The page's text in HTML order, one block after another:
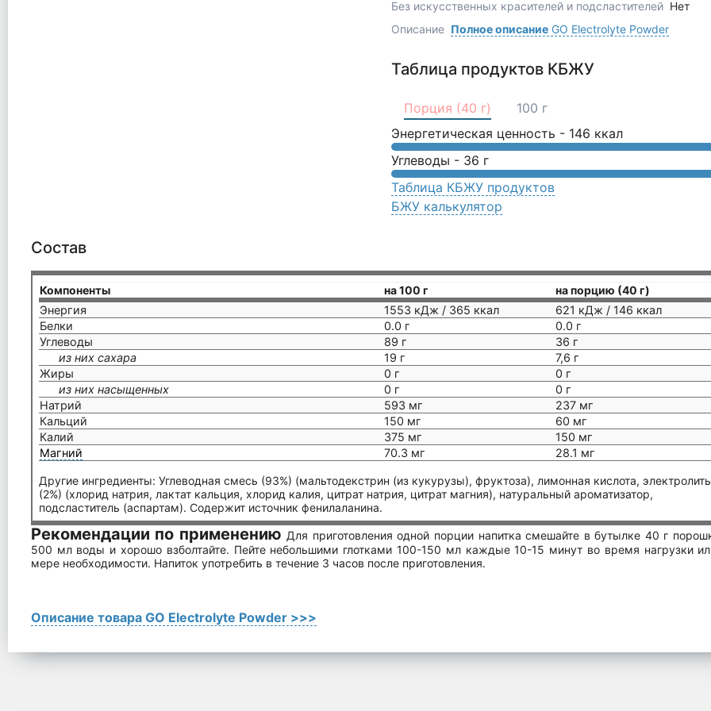
Без искусственных красителей и подсластителей Нет
Описание Полное описаниеGO Electrolyte Powder
Таблица продуктов КБЖУ
Порция (40 г)
100 г
Энергетическая ценность - 146 ккал
Углеводы - 36 г
Таблица КБЖУ продуктов
БЖУ калькулятор
Состав
Компоненты на 100 г
на порцию (40 г)
Энергия
1553 кДж / 365 ккал
621 кДж / 146 ккал
Белки
0.0 г
0.0 г
Углеводы
89 г
36 г
из них сахара
19 г
7,6 г
Жиры
0 г
0 г
из них насыщенных
0 г
0 г
Натрий
593 мг
237 мг
Кальций
150 мг
60 мг
Калий
375 мг
150 мг
Магний
70.3 мг 28.1 мг
Другие ингредиенты: Углеводная смесь (93%) (мальтодекстрин (из кукурузы), фруктоза), лимонная кислота,
(2%) (хлорид натрия, лактат кальция, хлорид калия, цитрат натрия, цитрат магния), натуральный ароматизатор,
подсластитель (аспартам). Содержит источник фенилаланина.
Рекомендации по применению Для приготовления одной порции напитка смешайте в бутылке 40 г
500 мл воды и хорошо взболтайте. Пейте небольшими глотками 100-150 мл каждые 10-15 минут во время нагрузки
мере необходимости. Напиток употребить в течение 3 часов после приготовления.
Описание товара GO Electrolyte Powder >>>